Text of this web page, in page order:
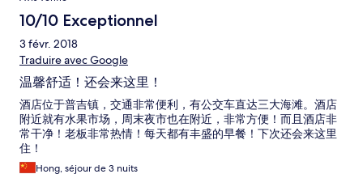
10/10 Exceptionnel
3 févr. 2018
Traduire avec Google
温馨舒适！还会来这里！
酒店位于普吉镇，交通非常便利，有公交车直达三大海滩。酒店
附近就有水果市场，周末夜市也在附近，非常方便！而且酒店非
常干净！老板非常热情！每天都有丰盛的早餐！下次还会来这里
住！
Hong, séjour de 3 nuits